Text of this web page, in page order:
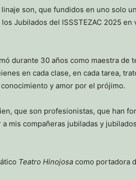
son, que fundidos en uno solo
Jubilados del ISSSTEZAC 2025 en
durante 30 años como maestra de
en cada clase, en cada tarea,
y amor por el prójimo.
que son profesionistas, que han
mis compañeras jubiladas y
Teatro Hinojosa como portadora